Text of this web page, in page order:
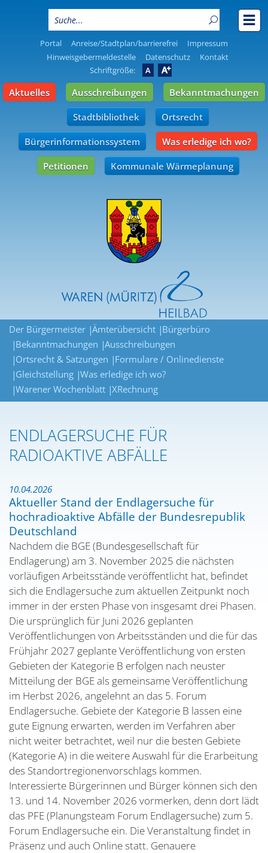
Portal Anreise/Stadtplan/barrierefrei
Impressum
Hinweisgebermeldestelle
Datenschutz
Kontakt
Schriftgröße:
A A
Aktuelles Ausschreibungen Bekanntmachungen
Stadtbibliothek Ortsrecht
Bürgerinformationssystem Was erledige ich wo?
Petitionen Kommunale Wärmeplanung
Der Bürgermeister Ämterübersicht Bürgerbüro
Bekanntmachungen Ausschreibungen
Ortsrecht & Satzungen
Formulare / Onlinedienste
Gleichstellung Was erledige ich wo?
Warener Wochenblatt XRechnung
ENDLAGERSUCHE FÜR
RADIOAKTIVE ABFÄLLE
10.04.2026
Aktueller Stand der Endlagersuche für
hochradioaktive Abfälle der Bundesrepublik
Deutschland
Nachdem die BGE (Bundesgesellschaft für
Endlagerung) am 3. November 2025 die nächsten
vorläufigen Arbeitsstände veröffentlicht hat, befindet
sich die Endlagersuche zum aktuellen Zeitpunkt noch
immer in der ersten Phase von insgesamt drei Phasen.
Die ursprünglich für Juni 2026 geplanten
Veröffentlichungen von Arbeitsständen und die für das
Frühjahr 2027 geplante Veröffentlichung von ersten
Gebieten der Kategorie B erfolgen nach neuster
Mitteilung der BGE als gemeinsame Veröffentlichung
im Herbst 2026, angelehnt an das 5. Forum
Endlagersuche. Gebiete der Kategorie B lassen eine
gute Eignung erwarten, werden im Verfahren aber
nicht weiter betrachtet, weil nur die besten Gebiete
(Kategorie A) in die weitere Auswahl für die Erarbeitung
des Standortregionenvorschlags kommen.
Interessierte Bürgerinnen und Bürger können sich den
13. und 14. November 2026 vormerken, denn dort lädt
das PFE (Planungsteam Forum Endlagersuche) zum 5.
Forum Endlagersuche ein. Die Veranstaltung findet in
Präsenz und auch Online statt. Genauere